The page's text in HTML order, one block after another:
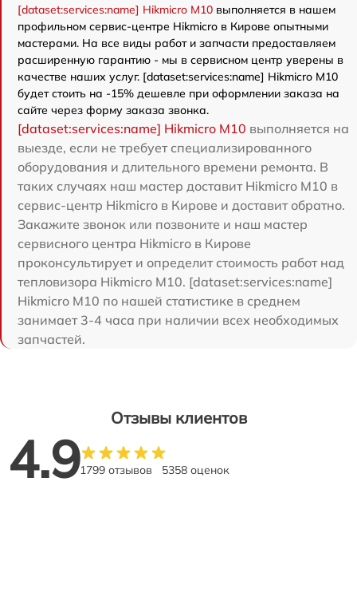
[dataset:services:name] Hikmicro M10 выполняется в нашем
профильном сервис-центре Hikmicro в Кирове опытными
мастерами. На все виды работ и запчасти предоставляем
расширенную гарантию - мы в сервисном центр уверены в
качестве наших услуг. [dataset:services:name] Hikmicro M10
будет стоить на -15% дешевле при оформлении заказа на
сайте через форму заказа звонка.
[dataset:services:name] Hikmicro M10 выполняется на
выезде, если не требует специализированного
оборудования и длительного времени ремонта. В
таких случаях наш мастер доставит Hikmicro M10 в
сервис-центр Hikmicro в Кирове и доставит обратно.
Закажите звонок или позвоните и наш мастер
сервисного центра Hikmicro в Кирове
проконсультирует и определит стоимость работ над
тепловизора Hikmicro M10. [dataset:services:name]
Hikmicro M10 по нашей статистике в среднем
занимает 3-4 часа при наличии всех необходимых
запчастей.
Отзывы клиентов
4.91799 отзывов 5358 оценок